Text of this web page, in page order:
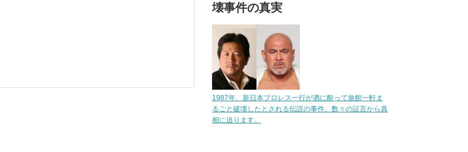
壊事件の真実
1987年、新日本プロレス一行が酒に酔って旅館一軒ま
るごと破壊したとされる伝説の事件。数々の証言から真
相に迫ります。